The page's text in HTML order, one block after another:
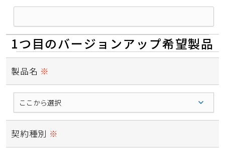
1つ目のバージョンアップ希望製品
製品名
契約種別